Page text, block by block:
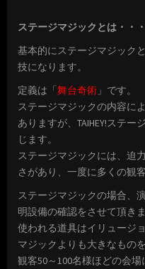
ステージマジックとは・・・
基本的にステージマジック
技になります。
定義は「舞台奇術 」です。
ステージマジックの内容に
ありますが、TAIHEY!ステー
じます。
ステージマジックには、迫
さがあり、一度に多くの観
ステージマジックの場合、
明設備の確認をさせて頂きま
使われる道具はイリュージ
マジックよりも大きなもの
観客50～100名様ほどの会場